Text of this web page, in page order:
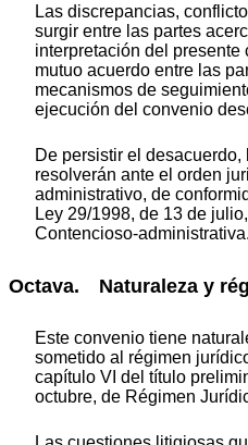
Las discrepancias,
surgir entre las partes
interpretación del
mutuo acuerdo entre las
mecanismos de
ejecución del convenio
De persistir el
resolverán ante el orden
administrativo, de
Ley 29/1998, de 13 de
Contencioso-administrativa.
Octava. Naturaleza y
Este convenio tiene
sometido al régimen
capítulo VI del título
octubre, de Régimen